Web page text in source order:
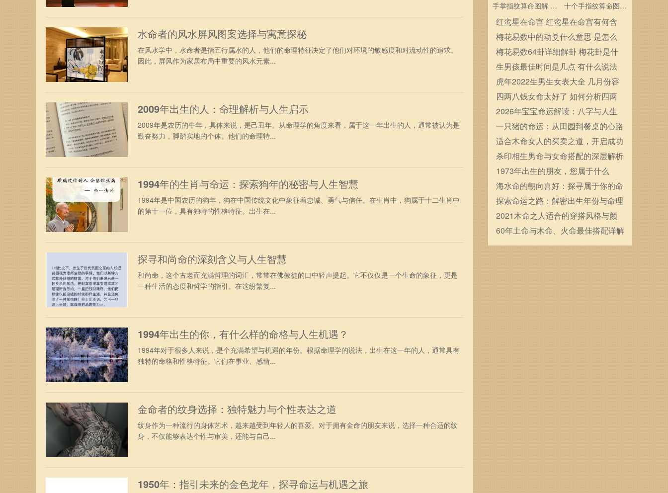
水命者的风水屏风图案选择与寓意探秘
在风水学中，水命者是指五行属水的人，他们的命理特征决定了他们对环境的敏感度和对流动性的追求。
因此，屏风作为家居布局中重要的风水元素...
2009年出生的人：命理解析与人生启示
2009年是农历的牛年，具体来说，是己丑年。从命理学的角度来看，属于这一年出生的人，通常被认为是
勤奋努力，脚踏实地的个体。他们的命理特...
1994年的生肖与命运：探索狗年的秘密与人生智慧
1994年是中国农历的狗年，狗在中国传统文化中象征着忠诚、勇气与信任。在生肖中，狗属于十二生肖中
的第十一位，具有独特的性格特征。出生在...
探寻和尚命的深刻含义与人生智慧
和尚命，这个古老而充满哲理的词汇，常常在佛教徒的口中轻声提起。它不仅仅是一个生命的象征，更是
一种生活的态度和哲学的指引。在这纷繁复...
1994年出生的你，有什么样的命格与人生机遇？
1994年对于很多人来说，是个充满希望与机遇的年份。根据命理学的说法，出生在这一年的人，通常具有
独特的命格和性格特征。它们在事业、感情...
金命者的纹身选择：独特魅力与个性表达之道
纹身作为一种流行的身体艺术，越来越受到年轻人的喜爱。对于拥有金命的朋友来说，选择一种合适的纹
身，不仅能够表达个性与审美，还能与自己...
1950年：指引未来的金色龙年，探寻命运与机遇之旅
手掌指纹算命图解 三
个斗多为中层领导
十个手指纹算命图解
分析指纹算命是什么
红鸾星在命宫 红鸾星在命宫有何含
义
梅花易数中的动爻什么意思 是怎么
确定的
梅花易数64卦详细解卦 梅花卦是什
么
生男孩最佳时间是几点 有什么说法
虎年2022生男生女表大全 几月份容
易生男宝宝
四两八钱女命太好了 如何分析四两
八钱女命
2026年宝宝命运解读：八字与人生
的启示与规划
一只猪的命运：从田园到餐桌的心路
历程
适合木命女人的买卖之道，开启成功
之门！
杀印相生男命与女命搭配的深层解析
1973年出生的朋友，您属于什么
命？一起来揭秘吧！
海水命的朝向喜好：探寻属于你的命
理方向与生活智慧
探索命运之路：解密出生年份与命理
的奇妙联系
2021木命之人适合的穿搭风格与颜
色解析
60年土命与木命、火命最佳搭配详解